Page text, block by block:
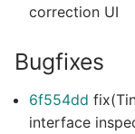
correction UI
Bugfixes
6f554dd
interface